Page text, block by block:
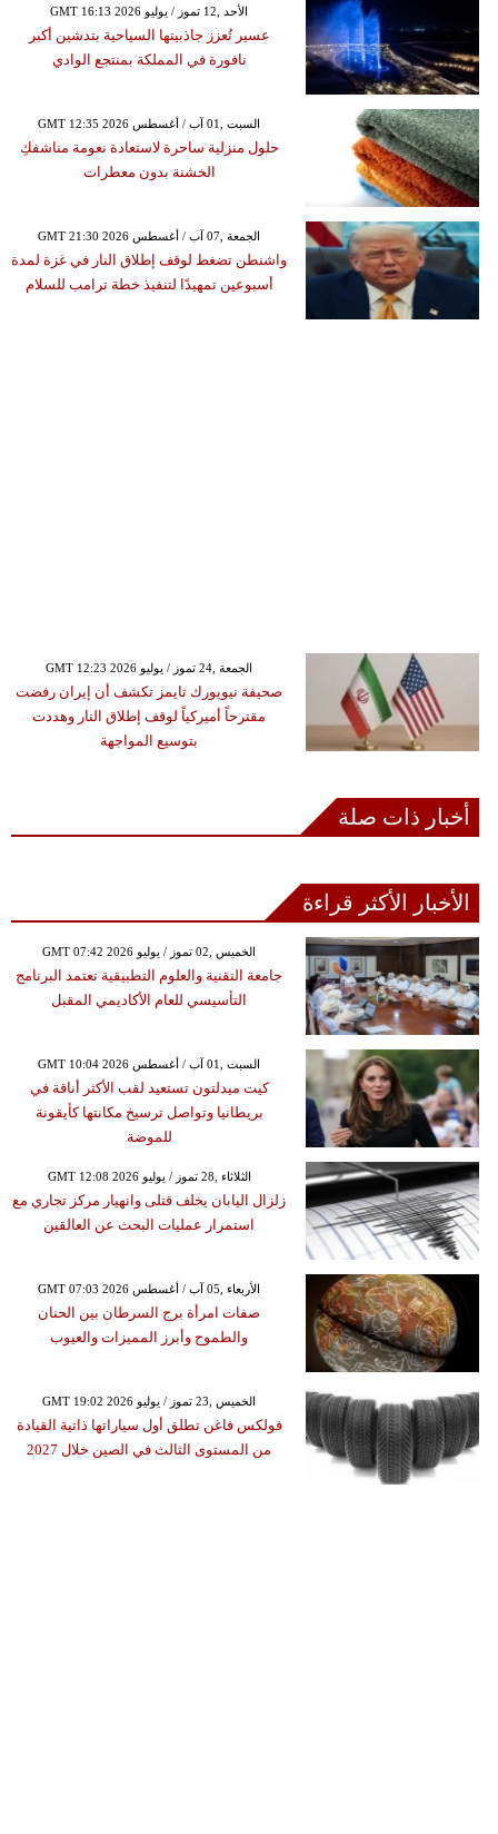
GMT 16:13 2026 الأحد ,12 تموز / يوليو
عسير تُعزز جاذبيتها السياحية بتدشين أكبر
نافورة في المملكة بمنتجع الوادي
GMT 12:35 2026 السبت ,01 آب / أغسطس
حلول منزلية ساحرة لاستعادة نعومة مناشفكِ
الخشنة بدون معطرات
GMT 21:30 2026 الجمعة ,07 آب / أغسطس
واشنطن تضغط لوقف إطلاق النار في غزة لمدة
أسبوعين تمهيدًا لتنفيذ خطة ترامب للسلام
GMT 12:23 2026 الجمعة ,24 تموز / يوليو
صحيفة نيويورك تايمز تكشف أن إيران رفضت
مقترحاً أميركياً لوقف إطلاق النار وهددت
بتوسيع المواجهة
أخبار ذات صلة
الأخبار الأكثر قراءة
GMT 07:42 2026 الخميس ,02 تموز / يوليو
جامعة التقنية والعلوم التطبيقية تعتمد البرنامج
التأسيسي للعام الأكاديمي المقبل
GMT 10:04 2026 السبت ,01 آب / أغسطس
كيت ميدلتون تستعيد لقب الأكثر أناقة في
بريطانيا وتواصل ترسيخ مكانتها كأيقونة
للموضة
GMT 12:08 2026 الثلاثاء ,28 تموز / يوليو
زلزال اليابان يخلف قتلى وانهيار مركز تجاري مع
استمرار عمليات البحث عن العالقين
GMT 07:03 2026 الأربعاء ,05 آب / أغسطس
صفات امرأة برج السرطان بين الحنان
والطموح وأبرز المميزات والعيوب
GMT 19:02 2026 الخميس ,23 تموز / يوليو
فولكس فاغن تطلق أول سياراتها ذاتية القيادة
من المستوى الثالث في الصين خلال 2027